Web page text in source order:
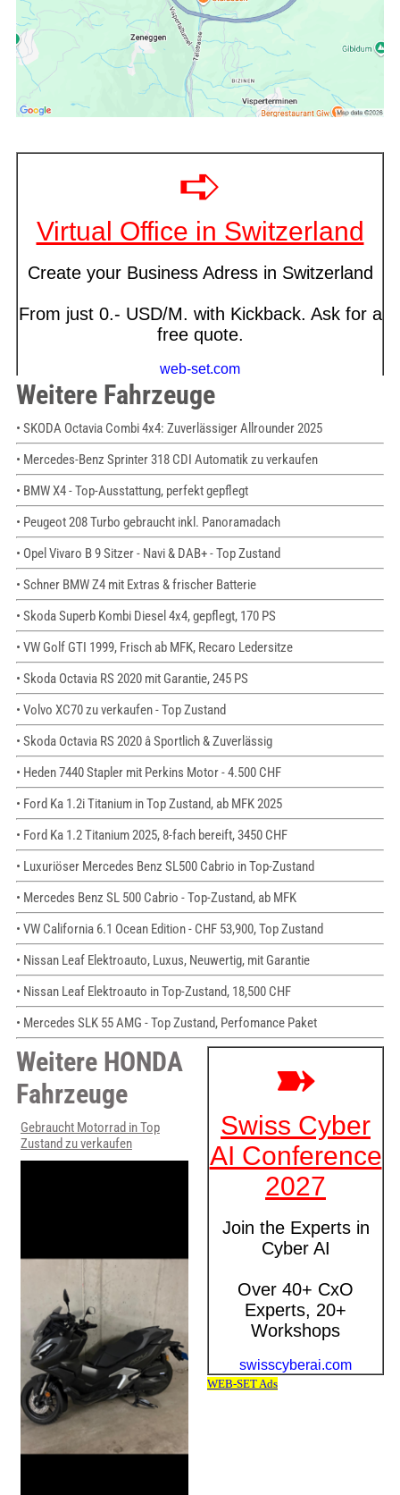
Weitere Fahrzeuge
• SKODA Octavia Combi 4x4: Zuverlässiger Allrounder 2025
• Mercedes-Benz Sprinter 318 CDI Automatik zu verkaufen
• BMW X4 - Top-Ausstattung, perfekt gepflegt
• Peugeot 208 Turbo gebraucht inkl. Panoramadach
• Opel Vivaro B 9 Sitzer - Navi & DAB+ - Top Zustand
• Schner BMW Z4 mit Extras & frischer Batterie
• Skoda Superb Kombi Diesel 4x4, gepflegt, 170 PS
• VW Golf GTI 1999, Frisch ab MFK, Recaro Ledersitze
• Skoda Octavia RS 2020 mit Garantie, 245 PS
• Volvo XC70 zu verkaufen - Top Zustand
• Skoda Octavia RS 2020 â Sportlich & Zuverlässig
• Heden 7440 Stapler mit Perkins Motor - 4.500 CHF
• Ford Ka 1.2i Titanium in Top Zustand, ab MFK 2025
• Ford Ka 1.2 Titanium 2025, 8-fach bereift, 3450 CHF
• Luxuriöser Mercedes Benz SL500 Cabrio in Top-Zustand
• Mercedes Benz SL 500 Cabrio - Top-Zustand, ab MFK
• VW California 6.1 Ocean Edition - CHF 53,900, Top Zustand
• Nissan Leaf Elektroauto, Luxus, Neuwertig, mit Garantie
• Nissan Leaf Elektroauto in Top-Zustand, 18,500 CHF
• Mercedes SLK 55 AMG - Top Zustand, Perfomance Paket
Weitere HONDA
Fahrzeuge
Gebraucht Motorrad in Top
Zustand zu verkaufen